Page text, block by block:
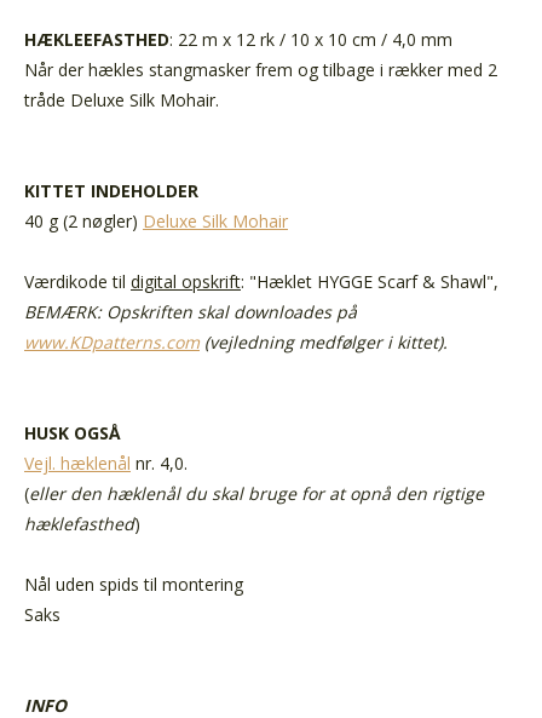
HÆKLEEFASTHED: 22 m x 12 rk / 10 x 10 cm / 4,0 mm
Når der hækles stangmasker frem og tilbage i rækker med 2
tråde Deluxe Silk Mohair.
KITTET INDEHOLDER
40 g (2 nøgler) Deluxe Silk Mohair
Værdikode til digital opskrift: "Hæklet HYGGE Scarf & Shawl",
BEMÆRK: Opskriften skal downloades på
www.KDpatterns.com (vejledning medfølger i kittet).
HUSK OGSÅ
Vejl. hæklenål nr. 4,0.
(eller den hæklenål du skal bruge for at opnå den rigtige
hæklefasthed)
Nål uden spids til montering
Saks
INFO